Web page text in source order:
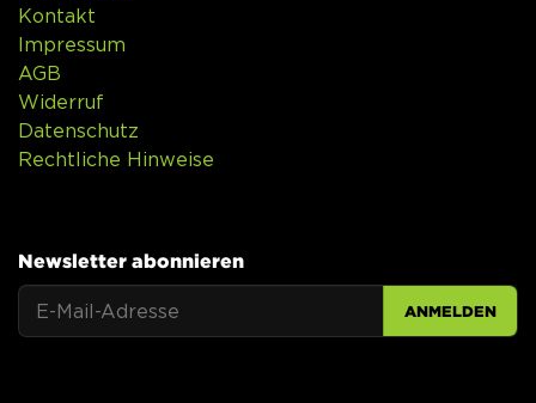
Kontakt
Impressum
AGB
Widerruf
Datenschutz
Rechtliche Hinweise
Newsletter abonnieren
ANMELDEN